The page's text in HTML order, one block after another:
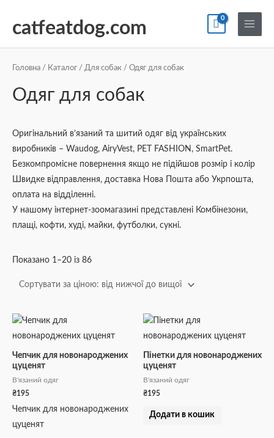
catfeatdog.com
Main
Menu
Головна / Каталог / Для собак / Одяг для собак
Одяг для собак
Оригінальний в’язаний та шитий одяг від українських
виробників – Waudog, AiryVest, PET FASHION, SmartPet.
Безкомпромісне повернення якщо не підійшов розмір і колір
Швидке відправлення, доставка Нова Пошта або Укрпошта,
оплата на відділенні.
У нашому інтернет-зоомагазині представлені Комбінезони,
плащі, кофти, худі, майки, футболки, сукні.
Показано 1–20 із 86
ціною:
до
найвищої
Чепчик для новонароджених
цуценят
В'язаний одяг
₴195
Чепчик для новонароджених
цуценят
Пінетки для новонароджених
цуценят
В'язаний одяг
₴195
Додати в кошик